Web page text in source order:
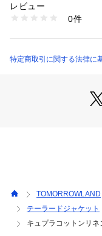
におすすめのアイテム
店舗にお問い合わせの
洗濯：手洗い、漂白不可
可、ドライ可、ウエット
商品番号：
レビュー
0件
特定商取引に関する法律に
TOMORROWLAND
テーラードジャケット
キュプラコットンリネ